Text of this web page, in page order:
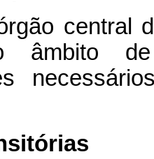
central
âmbito